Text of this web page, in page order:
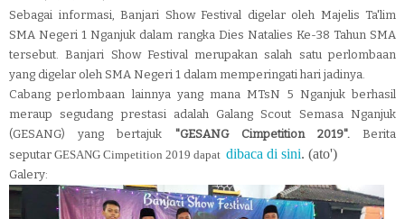
Sebagai informasi, Banjari Show Festival digelar oleh Majelis Ta'lim
SMA Negeri 1 Nganjuk dalam rangka Dies Natalies Ke-38 Tahun SMA
tersebut. Banjari Show Festival merupakan salah satu perlombaan
yang digelar oleh SMA Negeri 1 dalam memperingati hari jadinya.
Cabang perlombaan lainnya yang mana MTsN 5 Nganjuk berhasil
meraup segudang prestasi adalah Galang Scout Semasa Nganjuk
(GESANG) yang bertajuk "GESANG Cimpetition 2019".Berita
seputar GESANG Cimpetition 2019 dapat dibaca di sini. (ato')
Galery: